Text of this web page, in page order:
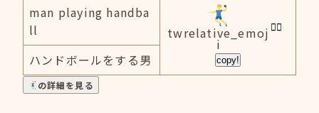
man playing handba
ll
twrelative_emoj
i
copy!
ハンドボールをする男
の詳細を見る